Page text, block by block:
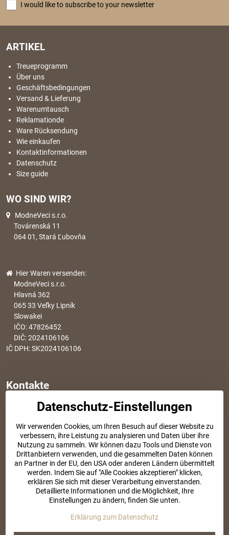
I would like to subscribe to your newsletter
ARTIKEL
Treueprogramm
Über uns
Geschäftsbedingungen
Versand & Lieferung
Warenumtausch
Reklamationde
Ware Rücksendung
Wie einkaufen
Kontaktinformationen
Datenschutz
Size guide
WO SIND WIR?
ModneVeci s.r.o.
Továrenská 11
064 01, Stará Ľubovňa
Hier Waren versenden:
ModneVeci s.r.o.
Hlavná 362
065 33 Veľky Lipník
Slowakei
IČO: 47826452
DIČ: 2024106106
IČ DPH: SK2024106106
Kontakte
info​@modischesachen​.de
+421 917 917 801
Tel. Kundenservice von 8:30 bis 15:00
SOZIALE NETZWERKE
Facebook Instagram
©2026Urheberrecht
Datenschutz-Einstellungen
Wir verwenden Cookies, um Ihren Besuch auf dieser Website zu
verbessern, ihre Leistung zu analysieren und Daten über ihre
Nutzung zu sammeln. Wir können dazu Tools und Dienste von
Drittanbietern verwenden, und die gesammelten Daten können
an Partner in der EU, den USA oder anderen Ländern übermittelt
werden. Indem Sie auf "Alle Cookies akzeptieren" klicken,
erklären Sie sich mit dieser Verarbeitung einverstanden.
Detaillierte Informationen und die Möglichkeit, Ihre
Einstellungen zu ändern, finden Sie unten.
Erklärung zum Datenschutz